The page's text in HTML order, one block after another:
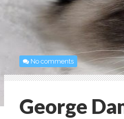
No comments
George